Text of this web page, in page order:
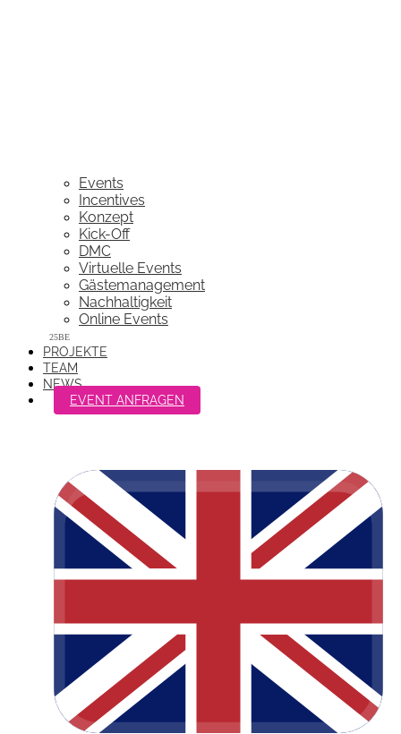
Events
Incentives
Konzept
Kick-Off
DMC
Virtuelle Events
Gästemanagement
Nachhaltigkeit
Online Events
PROJEKTE
TEAM
NEWS
EVENT ANFRAGEN